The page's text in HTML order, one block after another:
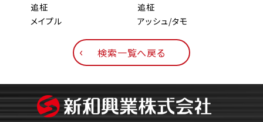
追柾
メイプル
追柾
アッシュ/タモ
検索一覧へ戻る